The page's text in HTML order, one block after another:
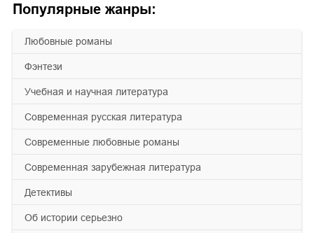
Популярные жанры:
любовные романы
фэнтези
учебная и научная литература
современная русская литература
современные любовные романы
современная зарубежная литература
детективы
об истории серьезно